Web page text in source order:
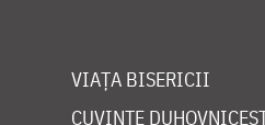
VIAȚA BISERICII
CUVINTE